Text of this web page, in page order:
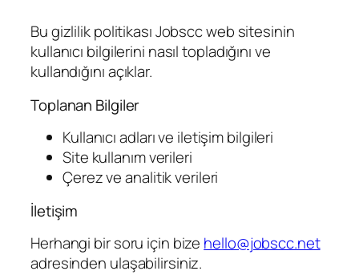
Bu gizlilik politikası Jobscc web sitesinin
kullanıcı bilgilerini nasıl topladığını ve
kullandığını açıklar.
Toplanan Bilgiler
Kullanıcı adları ve iletişim bilgileri
Site kullanım verileri
Çerez ve analitik verileri
İletişim
Herhangi bir soru için bize hello@jobscc.net
adresinden ulaşabilirsiniz.